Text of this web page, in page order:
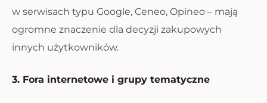
w serwisach typu Google, Ceneo, Opineo – mają
ogromne znaczenie dla decyzji zakupowych
innych użytkowników.
3. Fora internetowe i grupy tematyczne